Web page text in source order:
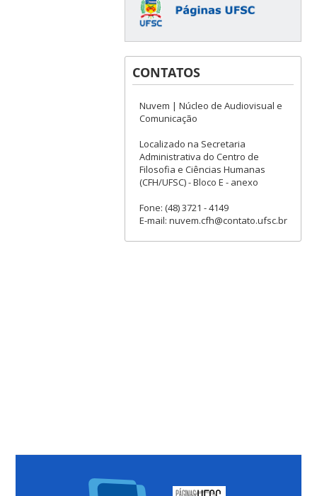
CONTATOS
Nuvem | Núcleo de Audiovisual e
Comunicação
Localizado na Secretaria
Administrativa do Centro de
Filosofia e Ciências Humanas
(CFH/UFSC) - Bloco E - anexo
Fone: (48) 3721 - 4149
E-mail: nuvem.cfh@contato.ufsc.br